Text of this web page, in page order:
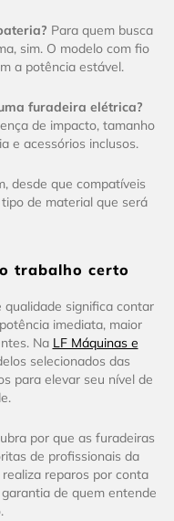
Para quem busca
sim. O modelo com fio
a potência estável.
furadeira elétrica?
de impacto, tamanho
e acessórios inclusos.
desde que compatíveis
de material que será
trabalho certo
significa contar
imediata, maior
Na LF Máquinas e
selecionados das
para elevar seu nível de
por que as furadeiras
de profissionais da
reparos por conta
de quem entende